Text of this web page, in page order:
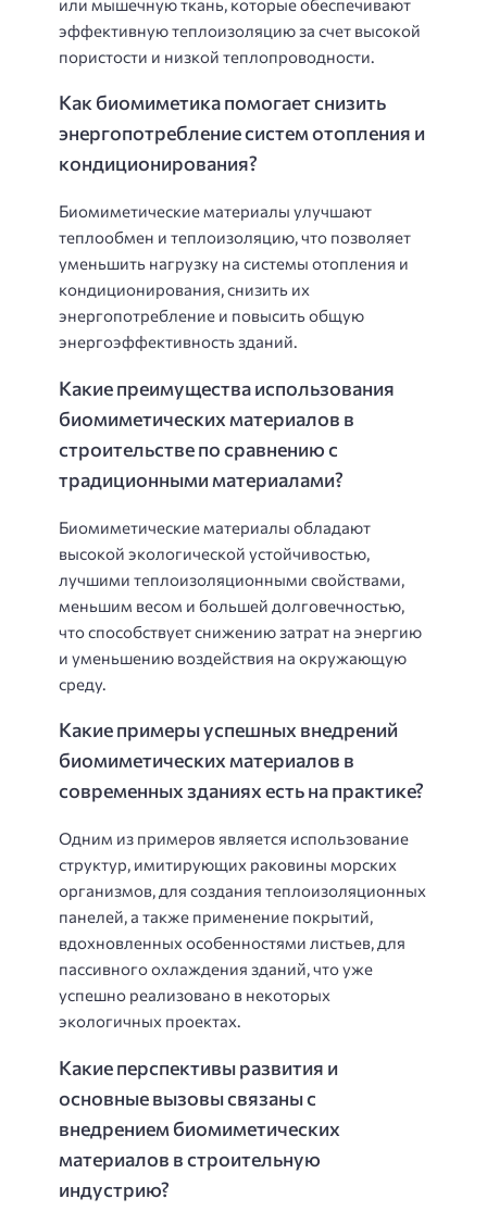
эффективную теплоизоляцию за счет высокой
пористости и низкой теплопроводности.
Как биомиметика помогает снизить
энергопотребление систем отопления и
кондиционирования?
Биомиметические материалы улучшают
теплообмен и теплоизоляцию, что позволяет
уменьшить нагрузку на системы отопления и
кондиционирования, снизить их
энергопотребление и повысить общую
энергоэффективность зданий.
Какие преимущества использования
биомиметических материалов в
строительстве по сравнению с
традиционными материалами?
Биомиметические материалы обладают
высокой экологической устойчивостью,
лучшими теплоизоляционными свойствами,
меньшим весом и большей долговечностью,
что способствует снижению затрат на энергию
и уменьшению воздействия на окружающую
среду.
Какие примеры успешных внедрений
биомиметических материалов в
современных зданиях есть на практике?
Одним из примеров является использование
структур, имитирующих раковины морских
организмов, для создания теплоизоляционных
панелей, а также применение покрытий,
вдохновленных особенностями листьев, для
пассивного охлаждения зданий, что уже
успешно реализовано в некоторых
экологичных проектах.
Какие перспективы развития и
основные вызовы связаны с
внедрением биомиметических
материалов в строительную
индустрию?